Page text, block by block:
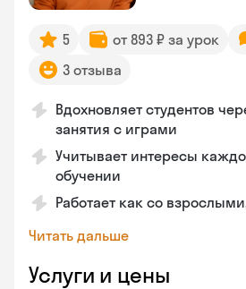
5 от 893 ₽ за урок
3 отзыва
Вдохновляет студентов
занятия с играми
Учитывает интересы
обучении
Работает как со
Читать дальше
Услуги и цены